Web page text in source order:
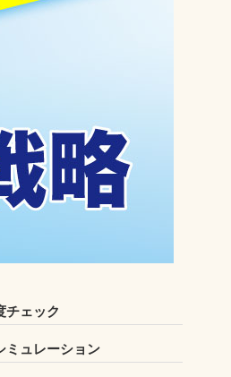
チェック
ミュレーション